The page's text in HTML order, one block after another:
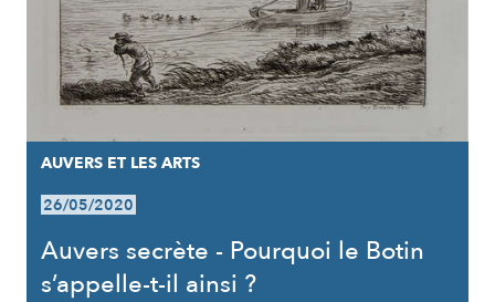
AUVERS ET LES ARTS
26/05/2020
Auvers secrète - Pourquoi le Botin
s’appelle-t-il ainsi ?